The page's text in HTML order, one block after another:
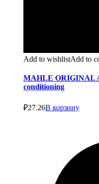
Add to wishlistAdd to
MAHLE ORIGINAL
conditioning
₽27.26В корзину